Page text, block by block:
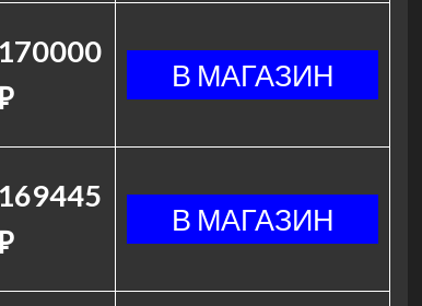
170000
169445